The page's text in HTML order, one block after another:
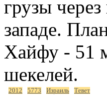
грузы
западе.
Хайфу - 51
шекелей.
2012 5773 Израиль Тевет